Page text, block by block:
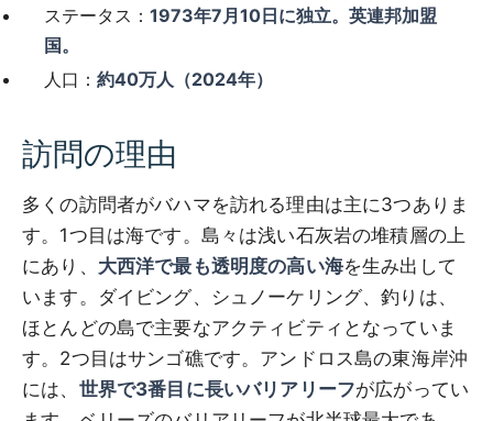
ステータス： 1973年7月10日に独立。英連邦加盟
国。
人口： 約40万人（2024年）
訪問の理由
多くの訪問者がバハマを訪れる理由は主に3つありま
す。1つ目は海です。島々は浅い石灰岩の堆積層の上
にあり、 大西洋で最も透明度の高い海を生み出して
います。ダイビング、シュノーケリング、釣りは、
ほとんどの島で主要なアクティビティとなっていま
す。2つ目はサンゴ礁です。アンドロス島の東海岸沖
には、 世界で3番目に長いバリアリーフが広がってい